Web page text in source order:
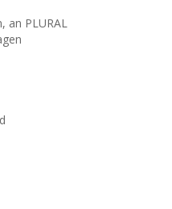
an PLURAL